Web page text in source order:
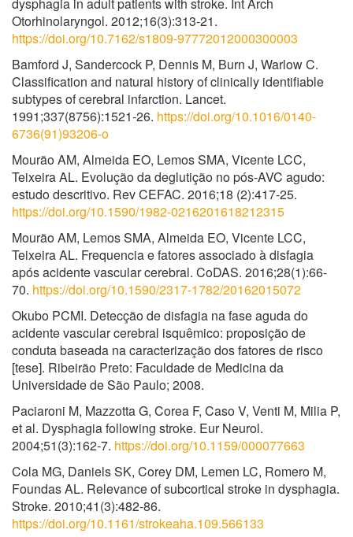
dysphagia in adult patients with stroke. Int Arch
Otorhinolaryngol. 2012;16(3):313-21.
https://doi.org/10.7162/s1809-97772012000300003
Bamford J, Sandercock P, Dennis M, Burn J, Warlow C.
Classification and natural history of clinically identifiable
subtypes of cerebral infarction. Lancet.
1991;337(8756):1521-26. https://doi.org/10.1016/0140-
6736(91)93206-o
Mourão AM, Almeida EO, Lemos SMA, Vicente LCC,
Teixeira AL. Evolução da deglutição no pós-AVC agudo:
estudo descritivo. Rev CEFAC. 2016;18 (2):417-25.
https://doi.org/10.1590/1982-0216201618212315
Mourão AM, Lemos SMA, Almeida EO, Vicente LCC,
Teixeira AL. Frequencia e fatores associado à disfagia
após acidente vascular cerebral. CoDAS. 2016;28(1):66-
70. https://doi.org/10.1590/2317-1782/20162015072
Okubo PCMI. Detecção de disfagia na fase aguda do
acidente vascular cerebral isquêmico: proposição de
conduta baseada na caracterização dos fatores de risco
[tese]. Ribeirão Preto: Faculdade de Medicina da
Universidade de São Paulo; 2008.
Paciaroni M, Mazzotta G, Corea F, Caso V, Venti M, Milia P,
et al. Dysphagia following stroke. Eur Neurol.
2004;51(3):162-7. https://doi.org/10.1159/000077663
Cola MG, Daniels SK, Corey DM, Lemen LC, Romero M,
Foundas AL. Relevance of subcortical stroke in dysphagia.
Stroke. 2010;41(3):482-86.
https://doi.org/10.1161/strokeaha.109.566133